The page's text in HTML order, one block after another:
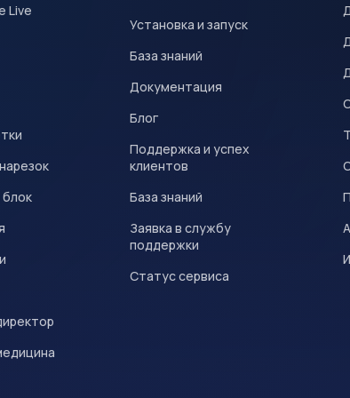
Live
Установка и запуск
База знаний
Документация
Блог
Поддержка и успех
клиентов
База знаний
Заявка в службу
поддержки
Статус сервиса